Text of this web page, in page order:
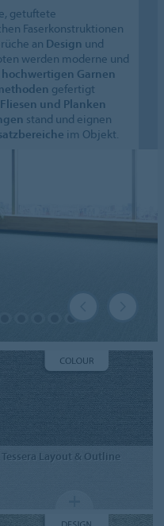
getuftete
Faserkonstruktionen
an Design und
werden moderne und
hochwertigen Garnen
gefertigt
und Planken
stand und eignen
im Objekt.
Tessera Layout & Outline